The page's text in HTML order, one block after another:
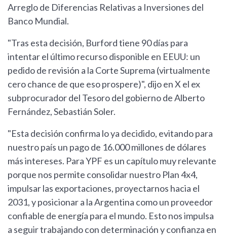
Arreglo de Diferencias Relativas a Inversiones del
Banco Mundial.
"Tras esta decisión, Burford tiene 90 días para
intentar el último recurso disponible en EEUU: un
pedido de revisión a la Corte Suprema (virtualmente
cero chance de que eso prospere)", dijo en X el ex
subprocurador del Tesoro del gobierno de Alberto
Fernández, Sebastián Soler.
"Esta decisión confirma lo ya decidido, evitando para
nuestro país un pago de 16.000 millones de dólares
más intereses. Para YPF es un capítulo muy relevante
porque nos permite consolidar nuestro Plan 4x4,
impulsar las exportaciones, proyectarnos hacia el
2031, y posicionar a la Argentina como un proveedor
confiable de energía para el mundo. Esto nos impulsa
a seguir trabajando con determinación y confianza en